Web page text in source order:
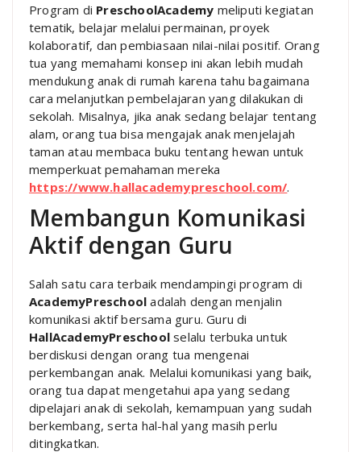
Program di PreschoolAcademy meliputi kegiatan
tematik, belajar melalui permainan, proyek
kolaboratif, dan pembiasaan nilai-nilai positif. Orang
tua yang memahami konsep ini akan lebih mudah
mendukung anak di rumah karena tahu bagaimana
cara melanjutkan pembelajaran yang dilakukan di
sekolah. Misalnya, jika anak sedang belajar tentang
alam, orang tua bisa mengajak anak menjelajah
taman atau membaca buku tentang hewan untuk
memperkuat pemahaman mereka
https://www.hallacademypreschool.com/.
Membangun Komunikasi
Aktif dengan Guru
Salah satu cara terbaik mendampingi program di
AcademyPreschool adalah dengan menjalin
komunikasi aktif bersama guru. Guru di
HallAcademyPreschool selalu terbuka untuk
berdiskusi dengan orang tua mengenai
perkembangan anak. Melalui komunikasi yang baik,
orang tua dapat mengetahui apa yang sedang
dipelajari anak di sekolah, kemampuan yang sudah
berkembang, serta hal-hal yang masih perlu
ditingkatkan.